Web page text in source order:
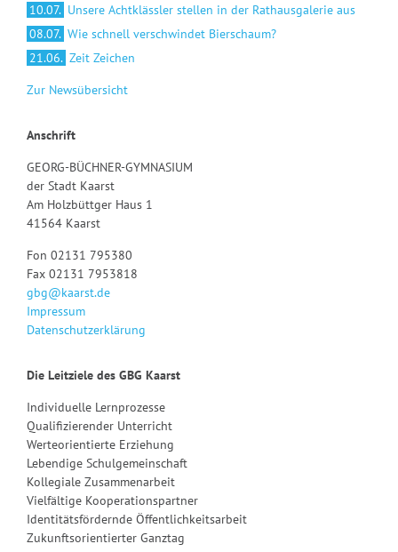
10.07. Unsere Achtklässler stellen in der Rathausgalerie aus
08.07. Wie schnell verschwindet Bierschaum?
21.06. Zeit Zeichen
Zur Newsübersicht
Anschrift
GEORG-BÜCHNER-GYMNASIUM
der Stadt Kaarst
Am Holzbüttger Haus 1
41564 Kaarst
Fon 02131 795380
Fax 02131 7953818
gbg@kaarst.de
Impressum
Datenschutzerklärung
Die Leitziele des GBG Kaarst
Individuelle Lernprozesse
Qualifizierender Unterricht
Werteorientierte Erziehung
Lebendige Schulgemeinschaft
Kollegiale Zusammenarbeit
Vielfältige Kooperationspartner
Identitätsfördernde Öffentlichkeitsarbeit
Zukunftsorientierter Ganztag